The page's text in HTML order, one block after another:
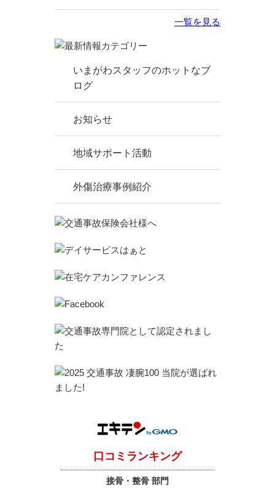
一覧を見る
いまがわスタッフのホットなブ
ログ
お知らせ
地域サポート活動
外傷治療事例紹介